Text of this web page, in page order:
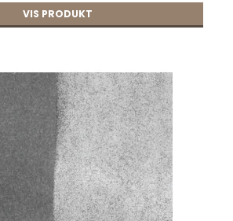
22,00 DKK
VIS PRODUKT